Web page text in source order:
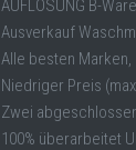
AUFLÖSUNG B-
Ausverkauf
Alle besten Marken,
Niedriger Preis
Zwei
100% überarbeitet